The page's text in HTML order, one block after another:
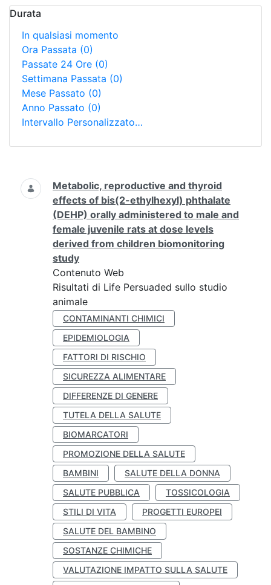
Durata
In qualsiasi momento
Ora Passata (0)
Passate 24 Ore (0)
Settimana Passata (0)
Mese Passato (0)
Anno Passato (0)
Intervallo Personalizzato…
Ricerca
Metabolic, reproductive and thyroid
effects of bis(2-ethylhexyl) phthalate
(DEHP) orally administered to male and
female juvenile rats at dose levels
derived from children biomonitoring
study
Contenuto Web
Risultati di Life Persuaded sullo studio
animale
CONTAMINANTI CHIMICI
EPIDEMIOLOGIA
FATTORI DI RISCHIO
SICUREZZA ALIMENTARE
DIFFERENZE DI GENERE
TUTELA DELLA SALUTE
BIOMARCATORI
PROMOZIONE DELLA SALUTE
BAMBINI
SALUTE DELLA DONNA
SALUTE PUBBLICA
TOSSICOLOGIA
STILI DI VITA
PROGETTI EUROPEI
SALUTE DEL BAMBINO
SOSTANZE CHIMICHE
VALUTAZIONE IMPATTO SULLA SALUTE